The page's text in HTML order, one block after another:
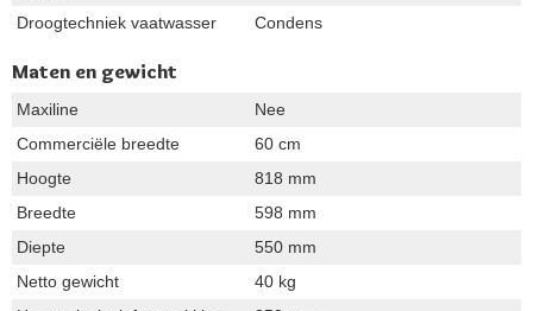
Droogtechniek vaatwasser Condens
Maten en gewicht
Maxiline
Nee
Commerciële breedte
60 cm
Hoogte
818 mm
Breedte
598 mm
Diepte
550 mm
Netto gewicht
40 kg